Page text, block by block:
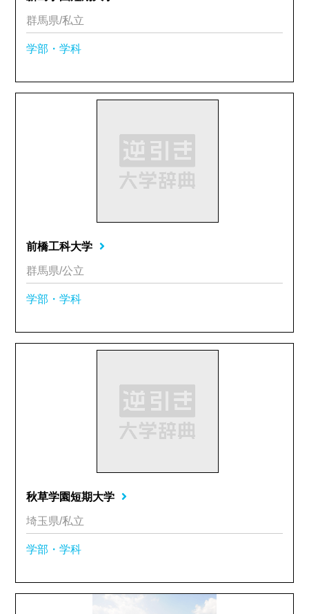
群馬県/私立
学部・学科
前橋工科大学
群馬県/公立
学部・学科
秋草学園短期大学
埼玉県/私立
学部・学科